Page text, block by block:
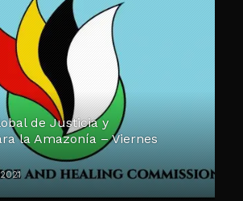
de Justicia y
la Amazonía – Viernes